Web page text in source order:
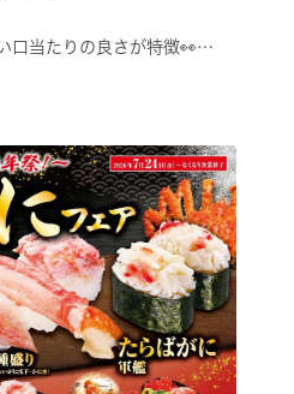
口当たりの良さが特徴👀
【鹿児島県産活〆かんぱち】など